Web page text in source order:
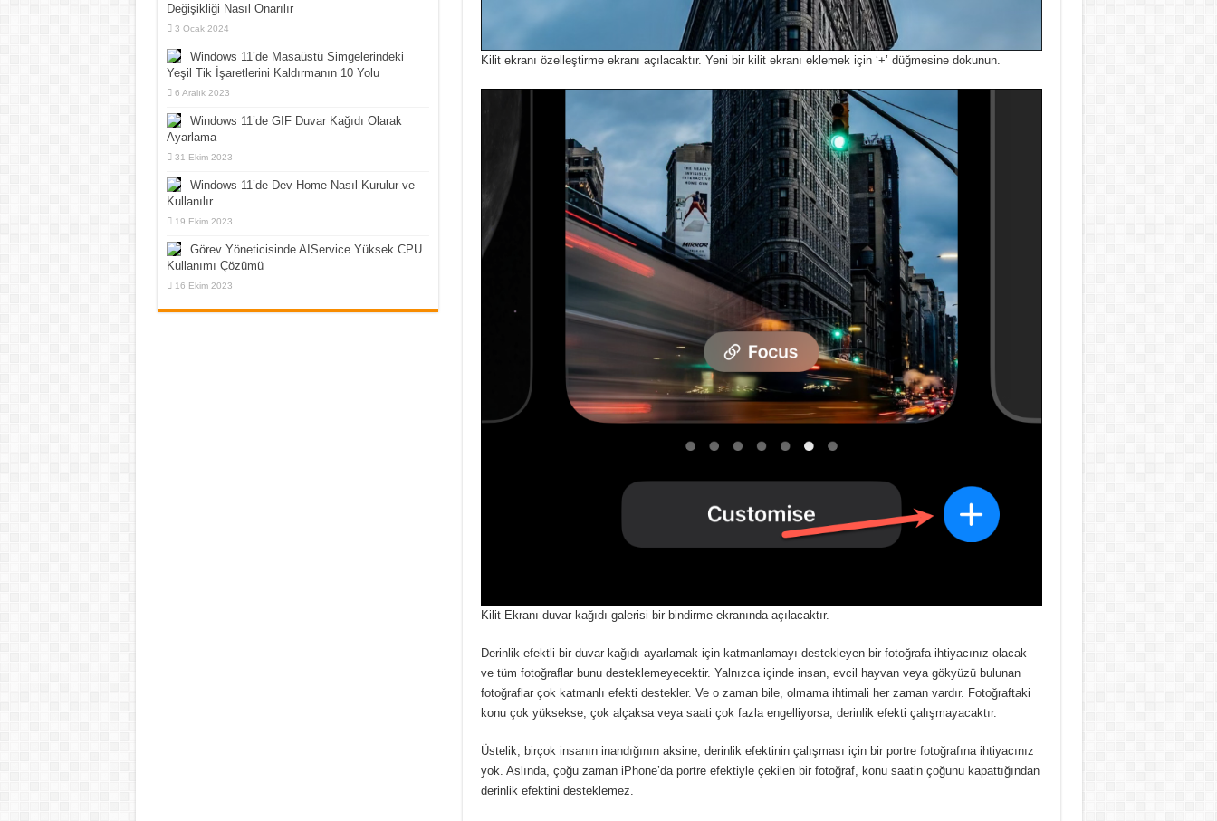
Kilit ekranı özelleştirme ekranı açılacaktır. Yeni bir kilit ekranı eklemek için ‘+’ düğmesine dokunun.
Kilit Ekranı duvar kağıdı galerisi bir bindirme ekranında açılacaktır.
Derinlik efektli bir duvar kağıdı ayarlamak için katmanlamayı destekleyen bir fotoğrafa ihtiyacınız olacak
ve tüm fotoğraflar bunu desteklemeyecektir. Yalnızca içinde insan, evcil hayvan veya gökyüzü bulunan
fotoğraflar çok katmanlı efekti destekler. Ve o zaman bile, olmama ihtimali her zaman vardır. Fotoğraftaki
konu çok yüksekse, çok alçaksa veya saati çok fazla engelliyorsa, derinlik efekti çalışmayacaktır.
Üstelik, birçok insanın inandığının aksine, derinlik efektinin çalışması için bir portre fotoğrafına ihtiyacınız
yok. Aslında, çoğu zaman iPhone’da portre efektiyle çekilen bir fotoğraf, konu saatin çoğunu kapattığından
derinlik efektini desteklemez.
Değişikliği Nasıl Onarılır
3 Ocak 2024
Windows 11’de Masaüstü Simgelerindeki
Yeşil Tik İşaretlerini Kaldırmanın 10 Yolu
6 Aralık 2023
Windows 11’de GIF Duvar Kağıdı Olarak
Ayarlama
31 Ekim 2023
Windows 11’de Dev Home Nasıl Kurulur ve
Kullanılır
19 Ekim 2023
Görev Yöneticisinde AIService Yüksek CPU
Kullanımı Çözümü
16 Ekim 2023